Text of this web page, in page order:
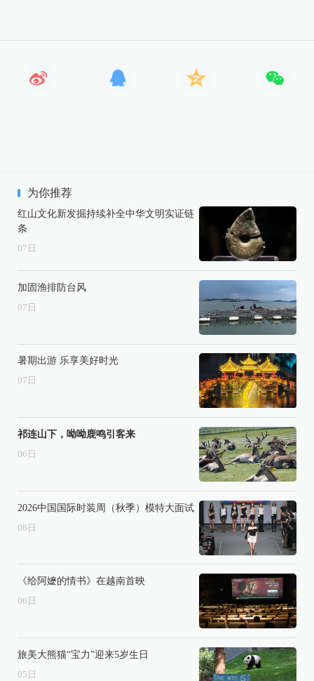
为你推荐
红山文化新发掘持续补全中华文明实证链
条
07 日
加固渔排防台风
07 日
暑期出游 乐享美好时光
07 日
祁连山下，呦呦鹿鸣引客来
06 日
2026中国国际时装周（秋季）模特大面试
06 日
《给阿嬷的情书》在越南首映
06 日
旅美大熊猫“宝力”迎来5岁生日
05 日